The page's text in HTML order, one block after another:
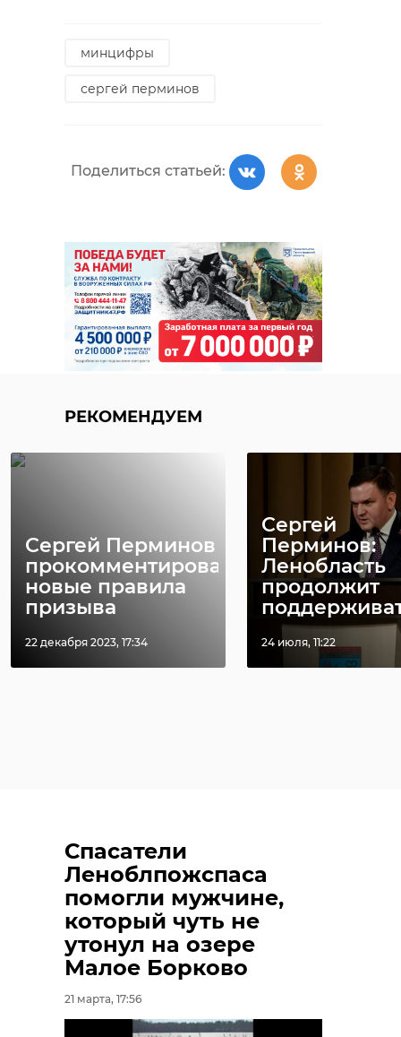
минцифры
сергей перминов
Поделиться статьей:
РЕКОМЕНДУЕМ
Сергей Перминов
прокомментировал
новые правила
призыва
22 декабря 2023, 17:34
Сергей
Перминов:
Ленобласть
продолжит
24 июля, 11:22
Спасатели
Леноблпожспаса
помогли мужчине,
который чуть не
утонул на озере
Малое Борково
21 марта, 17:56